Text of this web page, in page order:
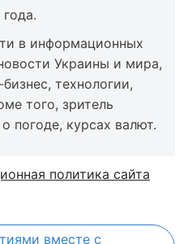
в информационных
Украины и мира,
технологии,
того, зритель
погоде, курсах валют.
политика сайта
вместе с